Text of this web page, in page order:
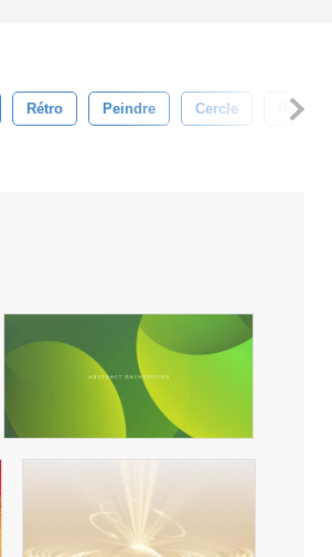
Rétro Peindre Cercle Rouge